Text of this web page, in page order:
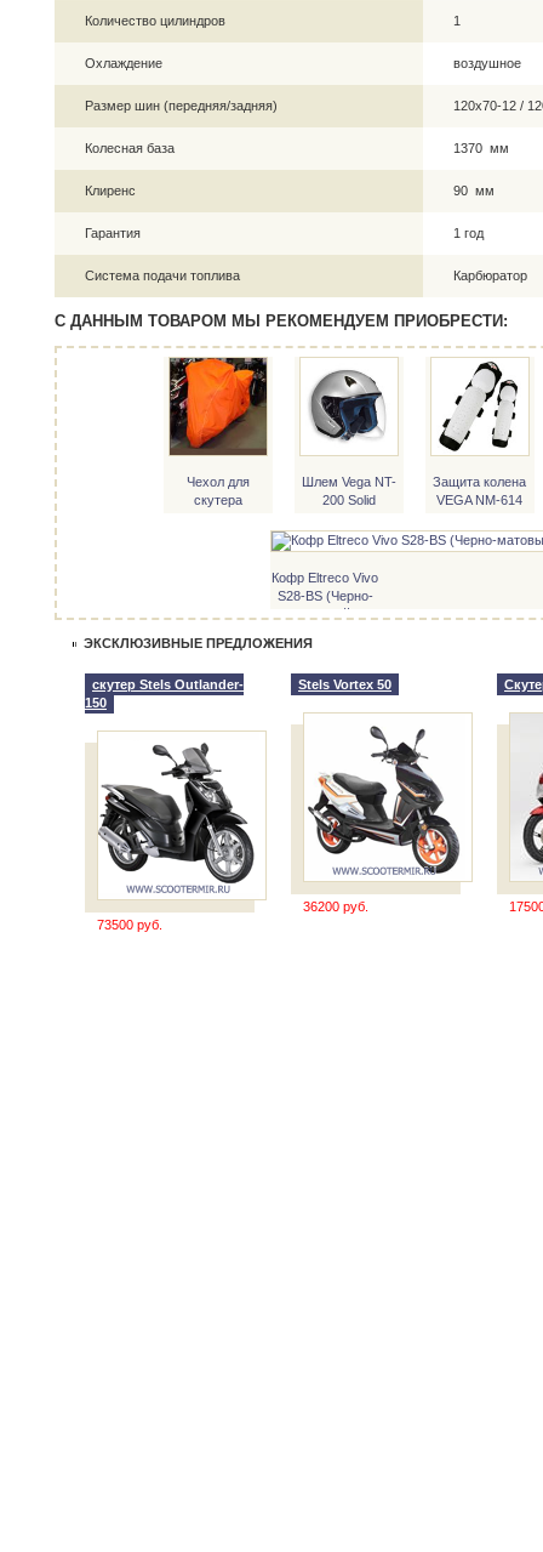
Количество цилиндров 1
Охлаждение воздушное
Размер шин (передняя/задняя) 120х70-12 /
Колесная база 1370 мм
Клиренс 90 мм
Гарантия 1 год
Система подачи топлива Карбюратор
С ДАННЫМ ТОВАРОМ МЫ РЕКОМЕНДУЕМ ПРИОБРЕСТИ:
Чехол для
скутера
Шлем Vega NT-
200 Solid
Защита колена
VEGA NM-614
Кофр Eltreco Vivo
S28-BS (Черно-
матовый)
ЭКСКЛЮЗИВНЫЕ ПРЕДЛОЖЕНИЯ
скутер Stels Outlander-
150
73500 руб.
Stels Vortex 50
36200 руб.